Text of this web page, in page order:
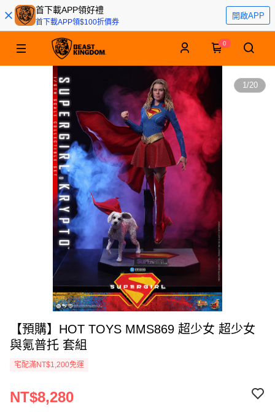
首下載APP領好禮
首下載APP領$100折價券
開啟APP
0
1/20
【預購】HOT TOYS MMS869 超少女 超少女
與氪普托 套組
宅配滿NT$1,200免運
NT$8,280